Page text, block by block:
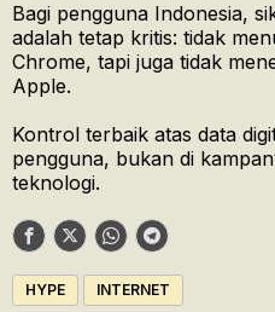
Bagi pengguna Indonesia,
adalah tetap kritis: tidak
Chrome, tapi juga tidak
Apple.
Kontrol terbaik atas data
pengguna, bukan di
teknologi.
HYPE INTERNET